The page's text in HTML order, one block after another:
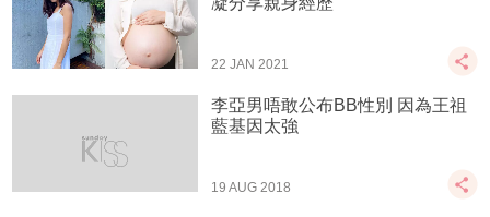
22 JAN 2021
李亞男唔敢公布BB性別 因為王祖
藍基因太強
19 AUG 2018